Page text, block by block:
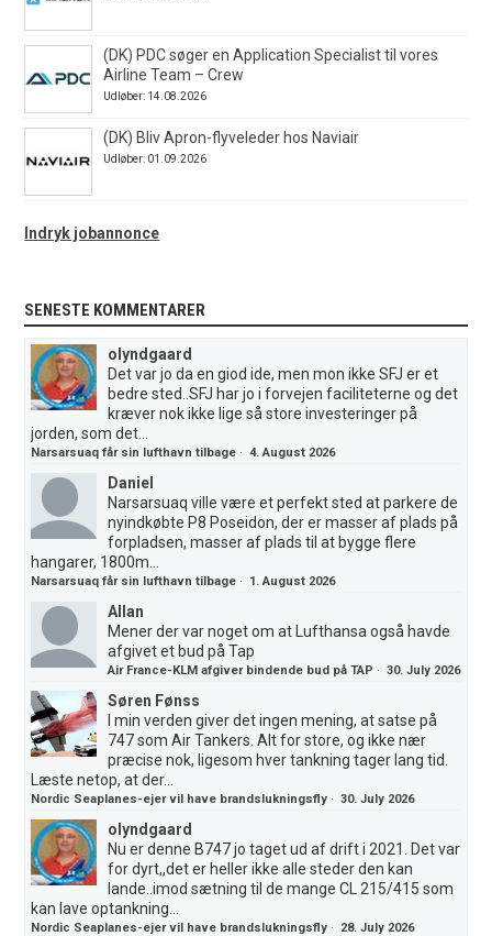
(DK) PDC søger en Application Specialist til vores
Airline Team – Crew
Udløber: 14.08.2026
(DK) Bliv Apron-flyveleder hos Naviair
Udløber: 01.09.2026
Indryk jobannonce
SENESTE KOMMENTARER
olyndgaard
Det var jo da en giod ide, men mon ikke SFJ er et
bedre sted..SFJ har jo i forvejen faciliteterne og det
kræver nok ikke lige så store investeringer på
jorden, som det...
Narsarsuaq får sin lufthavn tilbage ·4. August 2026
Daniel
Narsarsuaq ville være et perfekt sted at parkere de
nyindkøbte P8 Poseidon, der er masser af plads på
forpladsen, masser af plads til at bygge flere
hangarer, 1800m...
Narsarsuaq får sin lufthavn tilbage · 1. August 2026
Allan
Mener der var noget om at Lufthansa også havde
afgivet et bud på Tap
Air France-KLM afgiver bindende bud på TAP ·30. July 2026
Søren Fønss
I min verden giver det ingen mening, at satse på
747 som Air Tankers. Alt for store, og ikke nær
præcise nok, ligesom hver tankning tager lang tid.
Læste netop, at der...
Nordic Seaplanes-ejer vil have brandslukningsfly ·30. July 2026
olyndgaard
Nu er denne B747 jo taget ud af drift i 2021. Det var
for dyrt,,det er heller ikke alle steder den kan
lande..imod sætning til de mange CL 215/415 som
kan lave optankning...
Nordic Seaplanes-ejer vil have brandslukningsfly · 28. July 2026